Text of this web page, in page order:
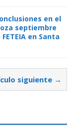
en el
septiembre
en Santa
siguiente →